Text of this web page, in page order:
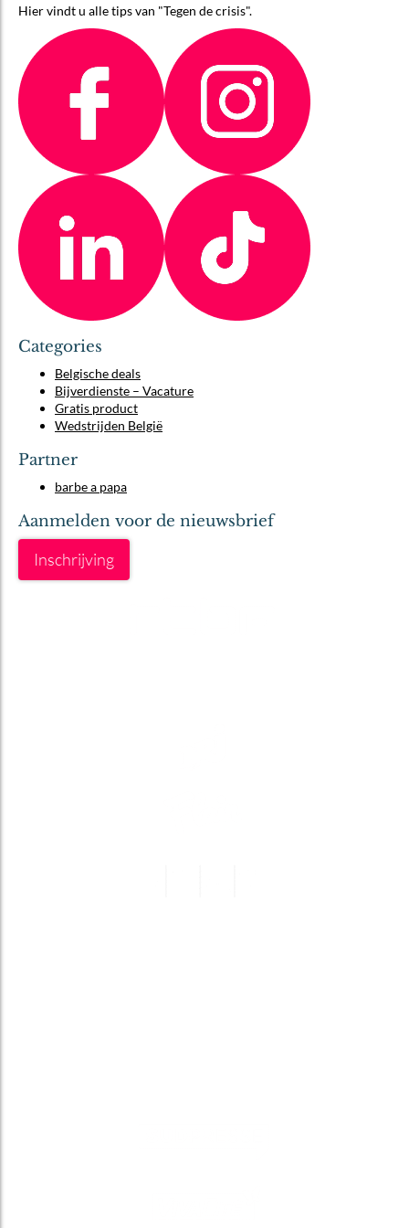
Hier vindt u alle tips van "Tegen de crisis".
Categories
Belgische deals
Bijverdienste – Vacature
Gratis product
Wedstrijden België
Partner
barbe a papa
Aanmelden voor de nieuwsbrief
Inschrijving